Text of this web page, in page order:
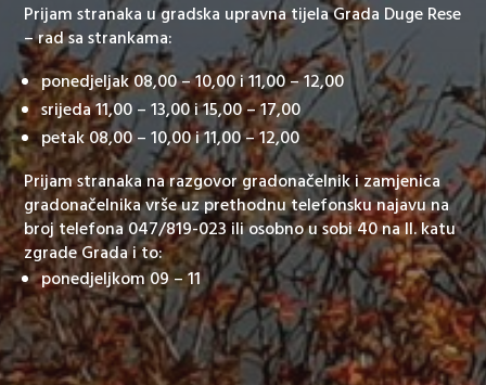
Prijam stranaka u gradska upravna tijela Grada Duge Rese
– rad sa strankama:
ponedjeljak 08,00 – 10,00 i 11,00 – 12,00
srijeda 11,00 – 13,00 i 15,00 – 17,00
petak 08,00 – 10,00 i 11,00 – 12,00
Prijam stranaka na razgovor gradonačelnik i zamjenica
gradonačelnika vrše uz prethodnu telefonsku najavu na
broj telefona 047/819-023 ili osobno u sobi 40 na II. katu
zgrade Grada i to:
ponedjeljkom 09 – 11